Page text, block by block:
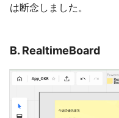
は断念しました。
B. RealtimeBoard